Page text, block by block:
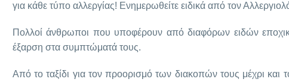
για κάθε τύπο αλλεργίας! Ενημερωθείτε ειδικά από τον
Πολλοί άνθρωποι που υποφέρουν από διαφόρων ειδών
έξαρση στα συμπτώματά τους.
Από το ταξίδι για τον προορισμό των διακοπών τους μέχρι και